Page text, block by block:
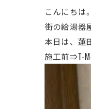
こんにちは。
街の給湯器
本日は、蓮
施工前⇒T-